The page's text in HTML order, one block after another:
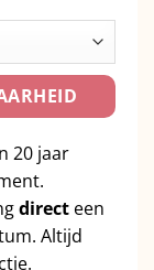
20 jaar
direct een
Altijd